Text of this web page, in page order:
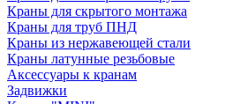
Краны для скрытого монтажа
Краны для труб ПНД
Краны из нержавеющей стали
Краны латунные резьбовые
Аксессуары к кранам
Задвижки